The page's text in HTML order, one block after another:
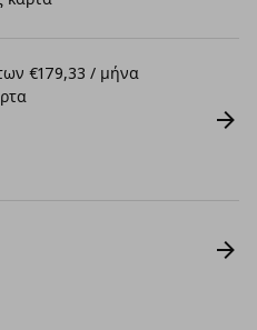
€179,33 / μήνα